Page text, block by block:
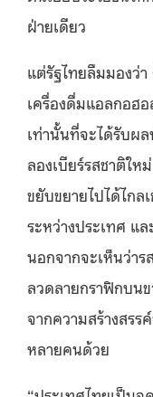
ฝ่ายเดียว
แต่รัฐไทยลืมมองว่า
เครื่องดื่มแอลกอฮ
เท่านั้นที่จะได้รับผ
ลองเบียร์รสชาติให
ขยับขยายไปได้ไกล
ระหว่างประเทศ แ
นอกจากจะเห็นว่า
ลวดลายกราฟิกบน
จากความสร้างสร
หลายคนด้วย